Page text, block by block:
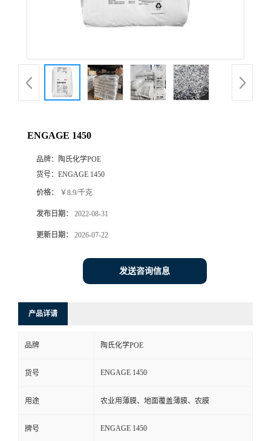
品
厅
系
ENGAGE 1450
品牌：
陶氏化学POE
货号： ENGAGE 1450
价格： ￥8.9/千克
发布日期： 2022-08-31
更新日期： 2026-07-22
发送咨询信息
产品详请
品牌 陶氏化学POE
货号 ENGAGE 1450
用途 农业用薄膜、地面覆盖薄膜、农膜
牌号 ENGAGE 1450